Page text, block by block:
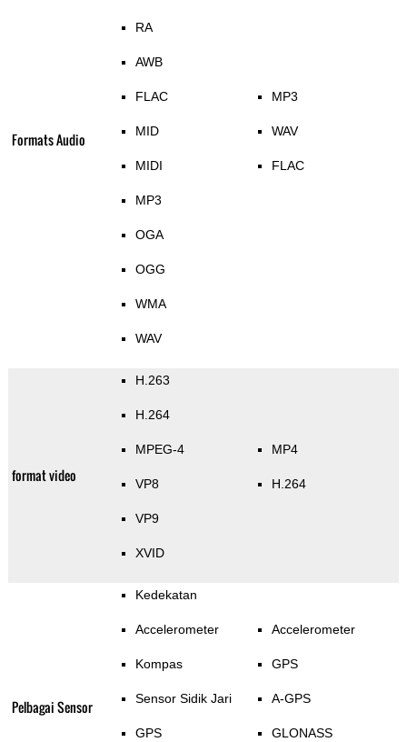
Formats Audio
RA
AWB
FLAC
MID
MIDI
MP3
OGA
OGG
WMA
WAV
MP3
WAV
FLAC
format video
H.263
H.264
MPEG-4
VP8
VP9
XVID
MP4
H.264
Pelbagai Sensor
Kedekatan
Accelerometer
Kompas
Sensor Sidik Jari
GPS
Accelerometer
GPS
A-GPS
GLONASS